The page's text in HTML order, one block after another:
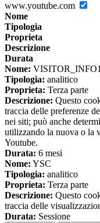
www.youtube.com
Nome
Tipologia
Proprieta
Descrizione
Durata
Nome:
Tipologia: analitico
Proprieta: Terza parte
Descrizione: Questo
traccia delle preferenze
nei siti; può anche
utilizzando la nuova o la
Youtube.
Durata: 6 mesi
Nome: YSC
Tipologia: analitico
Proprieta: Terza parte
Descrizione: Questo
traccia delle
Durata: Sessione